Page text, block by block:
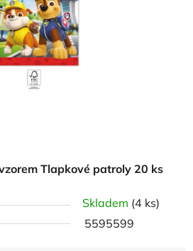
Tlapkové patroly 20 ks
Skladem (4 ks)
5595599